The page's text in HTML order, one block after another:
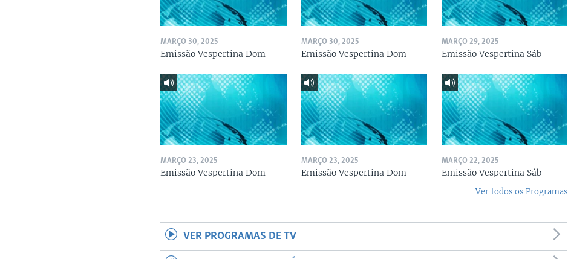
MARÇO 30, 2025
Emissão Vespertina Dom
MARÇO 30, 2025
Emissão Vespertina Dom
MARÇO 29, 2025
Emissão Vespertina Sáb
MARÇO 23, 2025
Emissão Vespertina Dom
MARÇO 23, 2025
Emissão Vespertina Dom
MARÇO 22, 2025
Emissão Vespertina Sáb
Ver todos os Programas
VER PROGRAMAS DE TV